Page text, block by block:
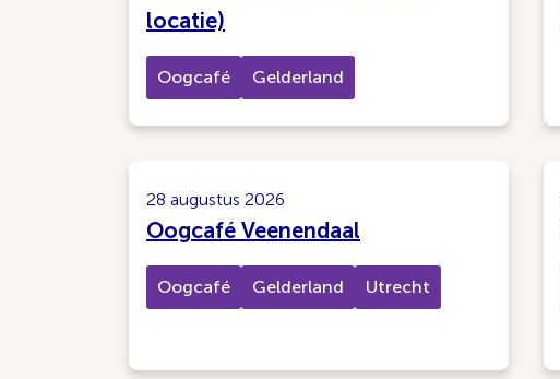
locatie)
Oogcafé Gelderland
28 augustus 2026
Oogcafé Veenendaal
Oogcafé Gelderland Utrecht